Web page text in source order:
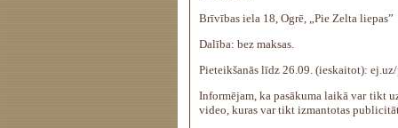
Brīvības iela 18, Ogrē, „Pie Zelta liepas”
Dalība: bez maksas.
Pieteikšanās līdz 26.09. (ieskaitot):
Informējam, ka pasākuma laikā var tikt
video, kuras var tikt izmantotas